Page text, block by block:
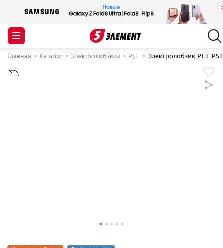
Главная Каталог Электролобзики P.I.T. Электролобзик P.I.T.